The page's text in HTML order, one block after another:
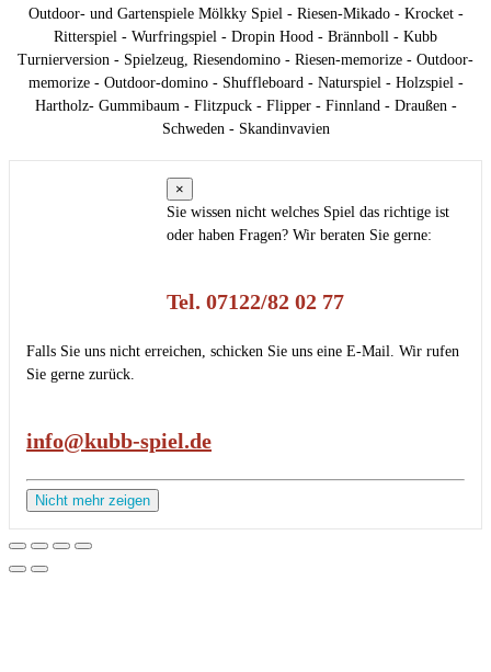
Outdoor- und Gartenspiele Mölkky Spiel - Riesen-Mikado - Krocket -
Ritterspiel - Wurfringspiel - Dropin Hood - Brännboll - Kubb
Turnierversion - Spielzeug, Riesendomino - Riesen-memorize - Outdoor-
memorize - Outdoor-domino - Shuffleboard - Naturspiel - Holzspiel -
Hartholz- Gummibaum - Flitzpuck - Flipper - Finnland - Draußen -
Schweden - Skandinvavien
×
Sie wissen nicht welches Spiel das richtige ist
oder haben Fragen? Wir beraten Sie gerne:
Tel. 07122/82 02 77
Falls Sie uns nicht erreichen, schicken Sie uns eine E-Mail. Wir rufen
Sie gerne zurück.
info@kubb-spiel.de
Nicht mehr zeigen